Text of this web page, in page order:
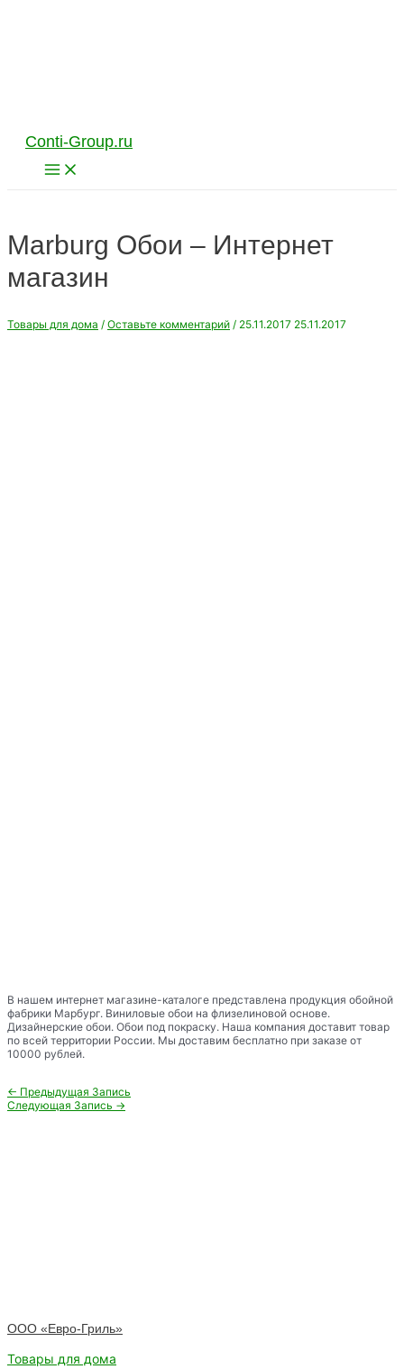
Conti-Group.ru
Main
Menu
Marburg Обои – Интернет
магазин
Товары для дома / Оставьте комментарий / 25.11.2017 25.11.2017
В нашем интернет магазине-каталоге представлена продукция обойной
фабрики Марбург. Виниловые обои на флизелиновой основе.
Дизайнерские обои. Обои под покраску. Наша компания доставит товар
по всей территории России. Мы доставим бесплатно при заказе от
10000 рублей.
Навигация
по
← Предыдущая Запись
Следующая Запись →
ООО «Евро-Гриль»
Товары для дома